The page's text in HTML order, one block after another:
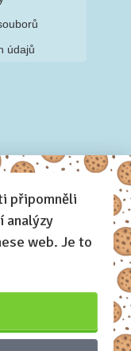
údajů
připomněli
analýzy
web. Je to